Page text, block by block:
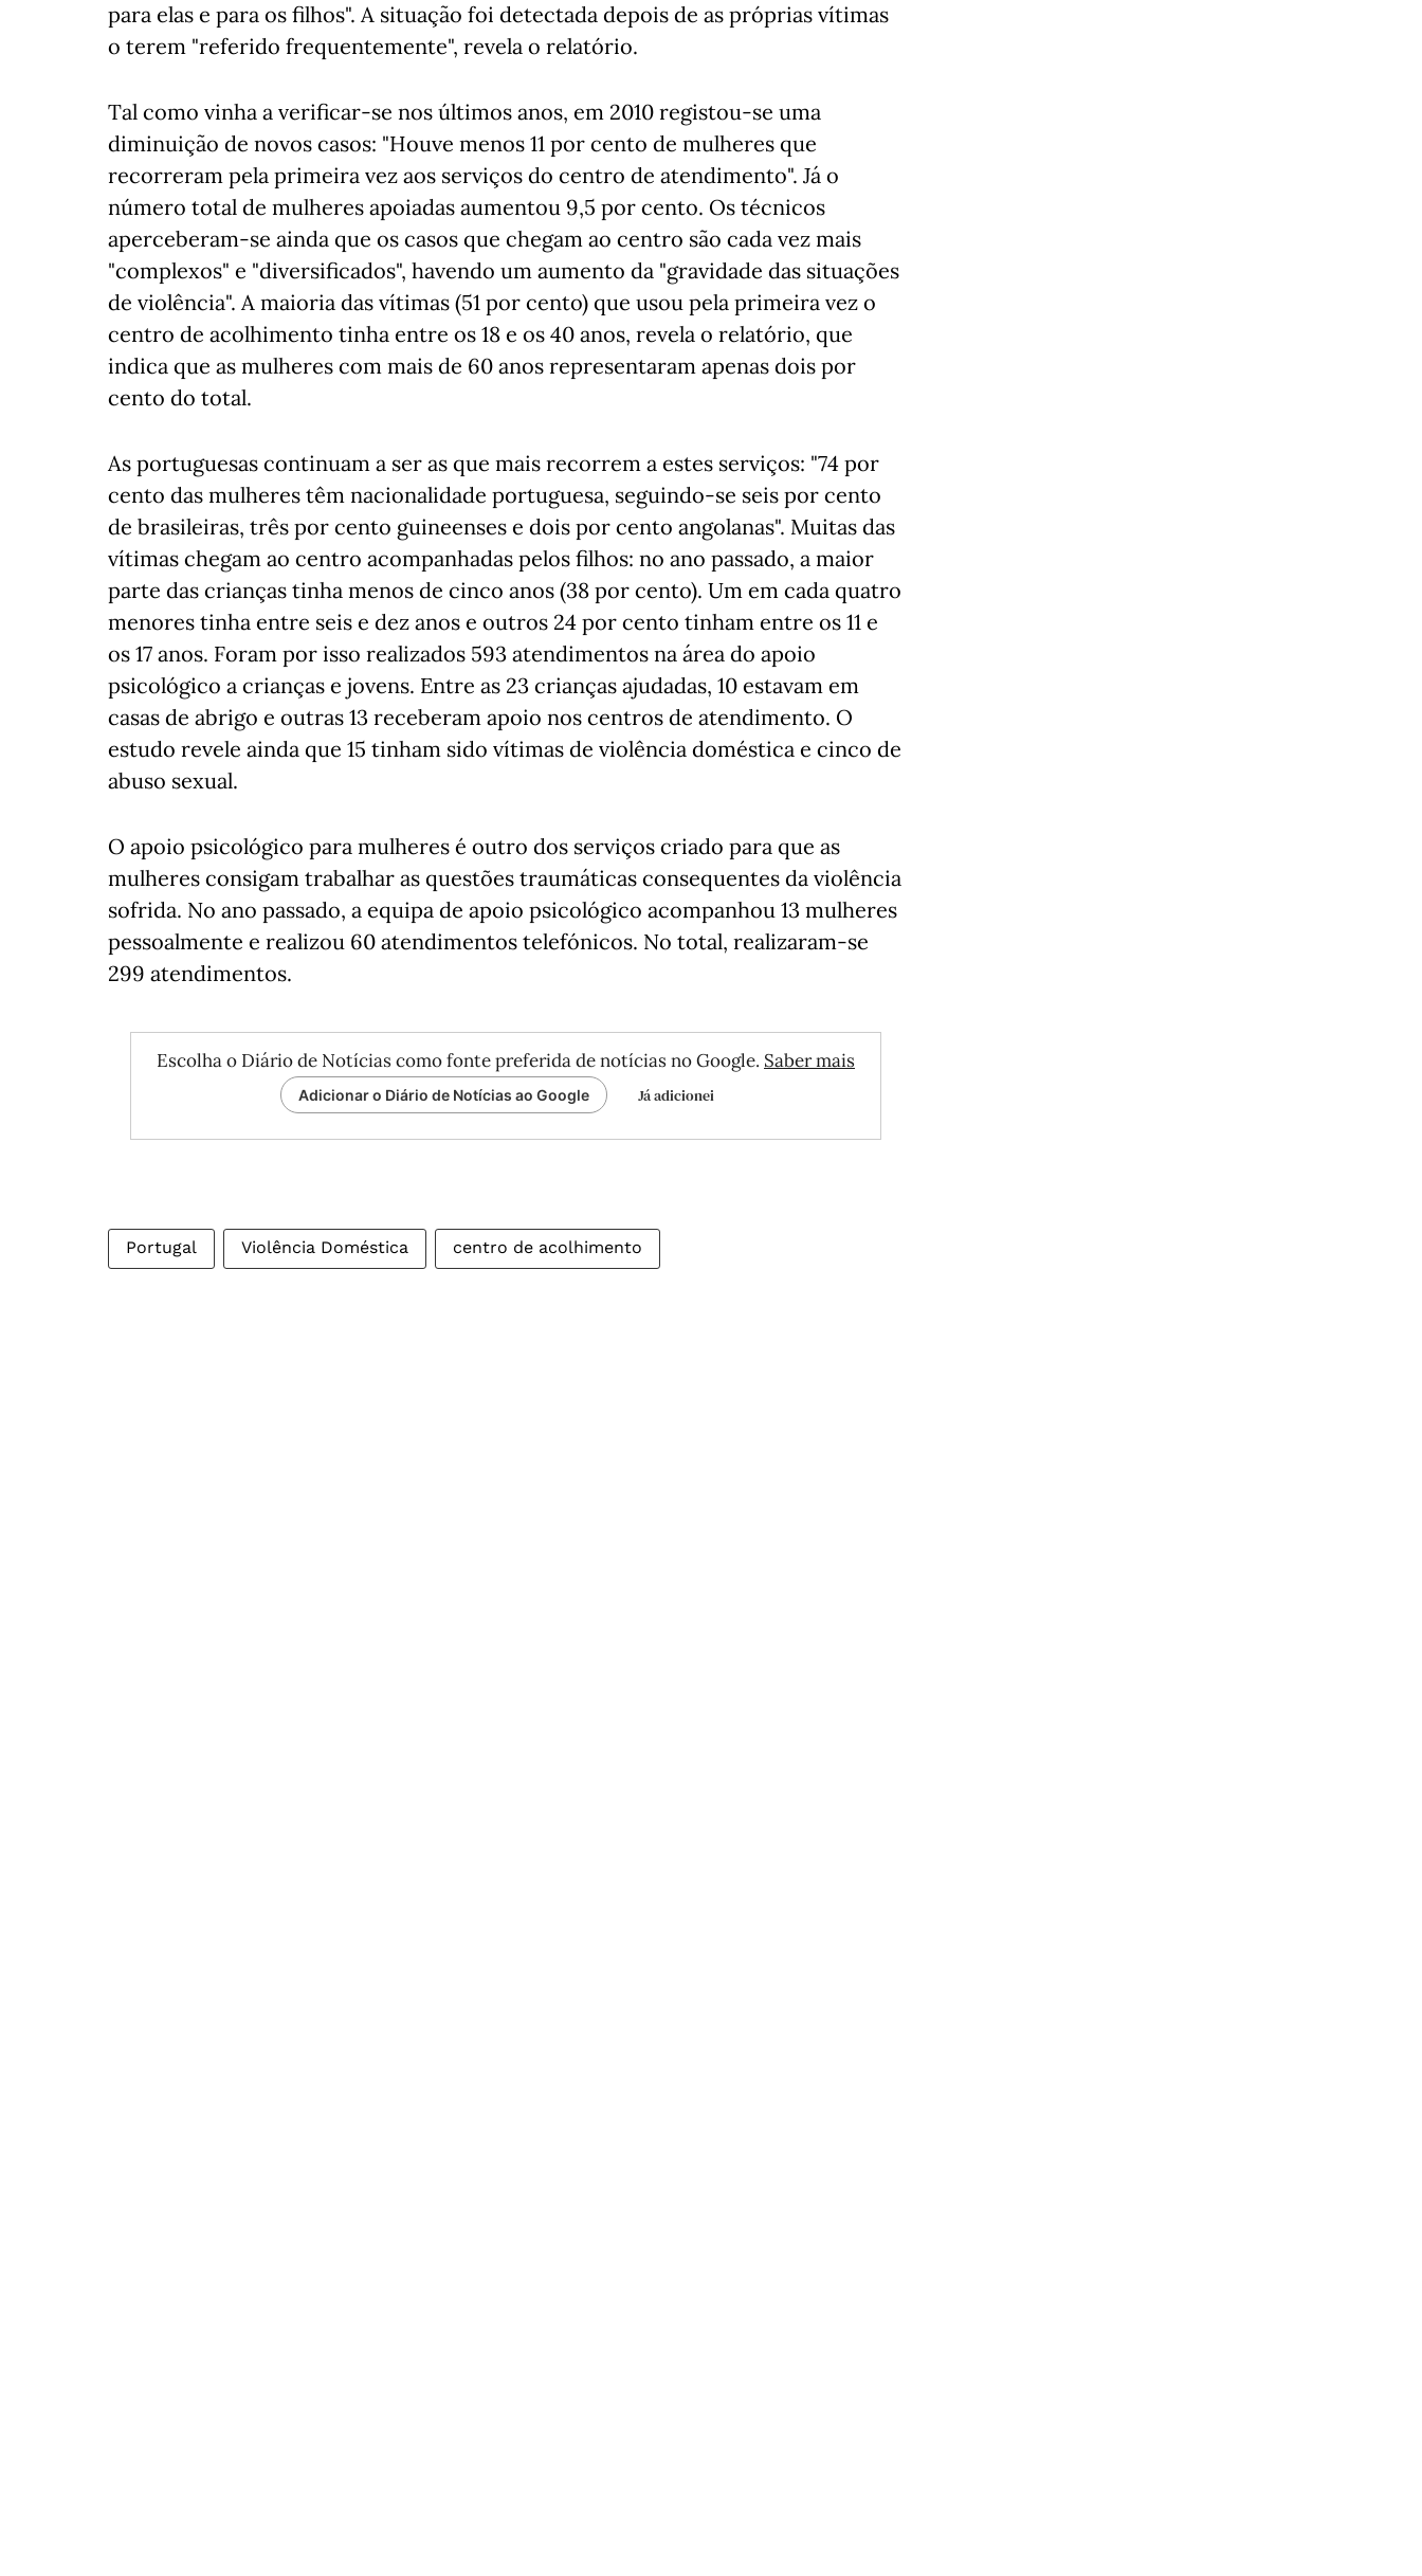
para elas e para os filhos". A situação foi detectada depois de as próprias vítimas
o terem "referido frequentemente", revela o relatório.
Tal como vinha a verificar-se nos últimos anos, em 2010 registou-se uma
diminuição de novos casos: "Houve menos 11 por cento de mulheres que
recorreram pela primeira vez aos serviços do centro de atendimento". Já o
número total de mulheres apoiadas aumentou 9,5 por cento. Os técnicos
aperceberam-se ainda que os casos que chegam ao centro são cada vez mais
"complexos" e "diversificados", havendo um aumento da "gravidade das situações
de violência". A maioria das vítimas (51 por cento) que usou pela primeira vez o
centro de acolhimento tinha entre os 18 e os 40 anos, revela o relatório, que
indica que as mulheres com mais de 60 anos representaram apenas dois por
cento do total.
As portuguesas continuam a ser as que mais recorrem a estes serviços: "74 por
cento das mulheres têm nacionalidade portuguesa, seguindo-se seis por cento
de brasileiras, três por cento guineenses e dois por cento angolanas". Muitas das
vítimas chegam ao centro acompanhadas pelos filhos: no ano passado, a maior
parte das crianças tinha menos de cinco anos (38 por cento). Um em cada quatro
menores tinha entre seis e dez anos e outros 24 por cento tinham entre os 11 e
os 17 anos. Foram por isso realizados 593 atendimentos na área do apoio
psicológico a crianças e jovens. Entre as 23 crianças ajudadas, 10 estavam em
casas de abrigo e outras 13 receberam apoio nos centros de atendimento. O
estudo revele ainda que 15 tinham sido vítimas de violência doméstica e cinco de
abuso sexual.
O apoio psicológico para mulheres é outro dos serviços criado para que as
mulheres consigam trabalhar as questões traumáticas consequentes da violência
sofrida. No ano passado, a equipa de apoio psicológico acompanhou 13 mulheres
pessoalmente e realizou 60 atendimentos telefónicos. No total, realizaram-se
299 atendimentos.
Escolha o Diário de Notícias como fonte preferida de notícias no Google. Saber mais
Adicionar o Diário de Notícias ao Google Já adicionei
Portugal Violência Doméstica centro de acolhimento